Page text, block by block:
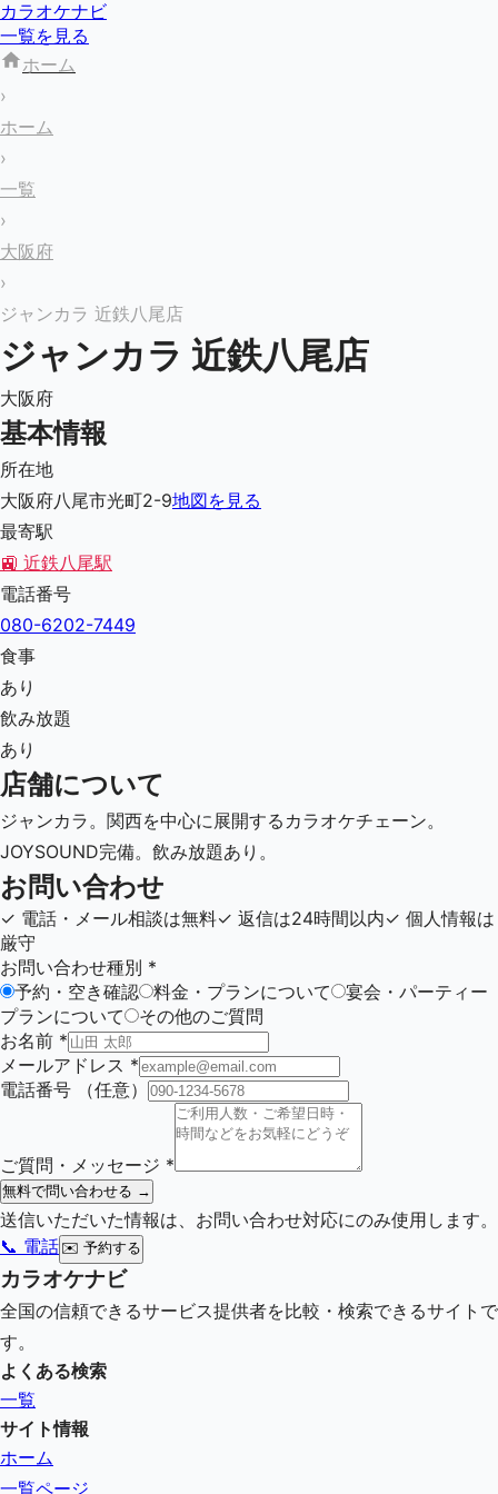
カラオケナビ
一覧を見る
ホーム
›
ホーム
›
一覧
›
大阪府
›
ジャンカラ 近鉄八尾店
ジャンカラ 近鉄八尾店
大阪府
基本情報
所在地
大阪府八尾市光町2-9地図を見る
最寄駅
🚉 近鉄八尾駅
電話番号
080-6202-7449
食事
あり
飲み放題
あり
店舗について
ジャンカラ。関西を中心に展開するカラオケチェーン。
JOYSOUND完備。飲み放題あり。
お問い合わせ
✓ 電話・メール相談は無料✓ 返信は24時間以内✓ 個人情報は
厳守
お問い合わせ種別 *
予約・空き確認
料金・プランについて
宴会・パーティー
プランについて
その他のご質問
お名前 *
メールアドレス *
電話番号
（任意）
ご質問・メッセージ *
無料で問い合わせる →
送信いただいた情報は、お問い合わせ対応にのみ使用します。
📞 電話 ✉️ 予約する
カラオケナビ
全国の信頼できるサービス提供者を比較・検索できるサイトで
す。
よくある検索
一覧
サイト情報
ホーム
一覧ページ